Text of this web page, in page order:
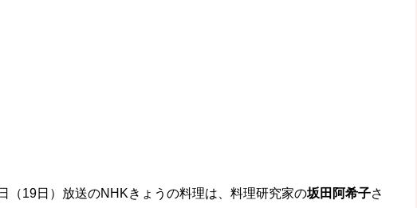
（19日）放送のNHKきょうの料理は、料理研究家の坂田阿希子さ